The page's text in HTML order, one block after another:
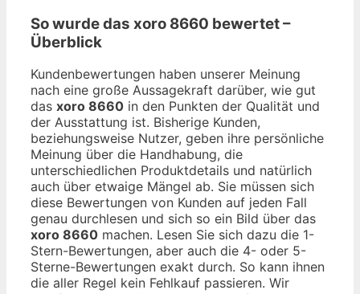
So wurde das xoro 8660 bewertet –
Überblick
Kundenbewertungen haben unserer Meinung
nach eine große Aussagekraft darüber, wie gut
das xoro 8660 in den Punkten der Qualität und
der Ausstattung ist. Bisherige Kunden,
beziehungsweise Nutzer, geben ihre persönliche
Meinung über die Handhabung, die
unterschiedlichen Produktdetails und natürlich
auch über etwaige Mängel ab. Sie müssen sich
diese Bewertungen von Kunden auf jeden Fall
genau durchlesen und sich so ein Bild über das
xoro 8660 machen. Lesen Sie sich dazu die 1-
Stern-Bewertungen, aber auch die 4- oder 5-
Sterne-Bewertungen exakt durch. So kann ihnen
die aller Regel kein Fehlkauf passieren. Wir